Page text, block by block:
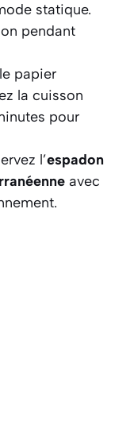
statique.
pendant
papier
la cuisson
pour
l’espadon
avec